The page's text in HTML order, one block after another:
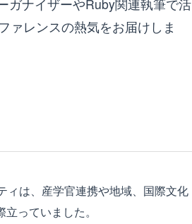
ガナイザーやRuby関連執筆で活
ァレンスの熱気をお届けしま
ィは、産学官連携や地域、国際文化
っていました。